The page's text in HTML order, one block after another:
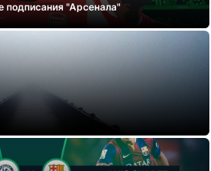
подписания "Арсенала"